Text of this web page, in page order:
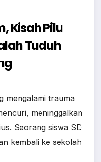
Kisah Pilu
Tuduh
mengalami trauma
meninggalkan
Seorang siswa SD
kembali ke sekolah